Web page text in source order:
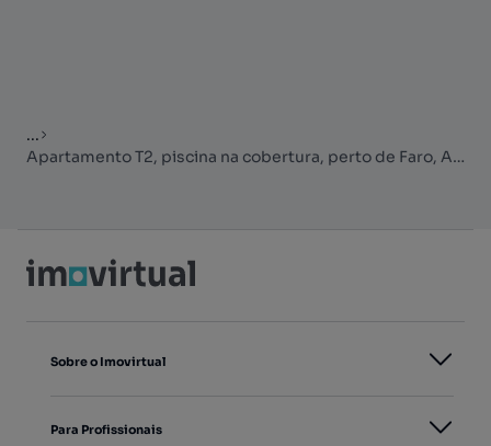
...
Apartamento T2, piscina na cobertura, perto de Faro, Algarve
Sobre o Imovirtual
Para Profissionais